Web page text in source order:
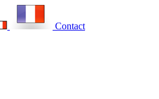
Contact